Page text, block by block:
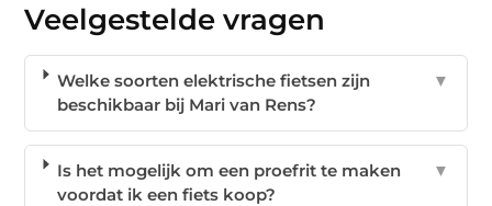
Veelgestelde vragen
Welke soorten elektrische fietsen zijn
beschikbaar bij Mari van Rens?
▼
Is het mogelijk om een proefrit te maken
voordat ik een fiets koop?
▼